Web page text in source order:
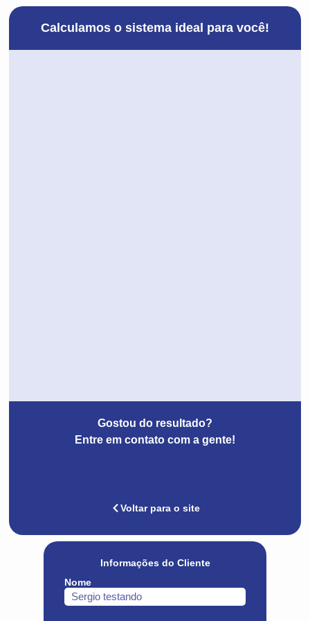
Calculamos o sistema ideal para você!
Gostou do resultado?
Entre em contato com a gente!
Voltar para o site
Informações do Cliente
Nome
Sergio testando